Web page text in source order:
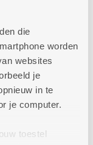
die
worden
websites
je
in te
je computer.
toestel